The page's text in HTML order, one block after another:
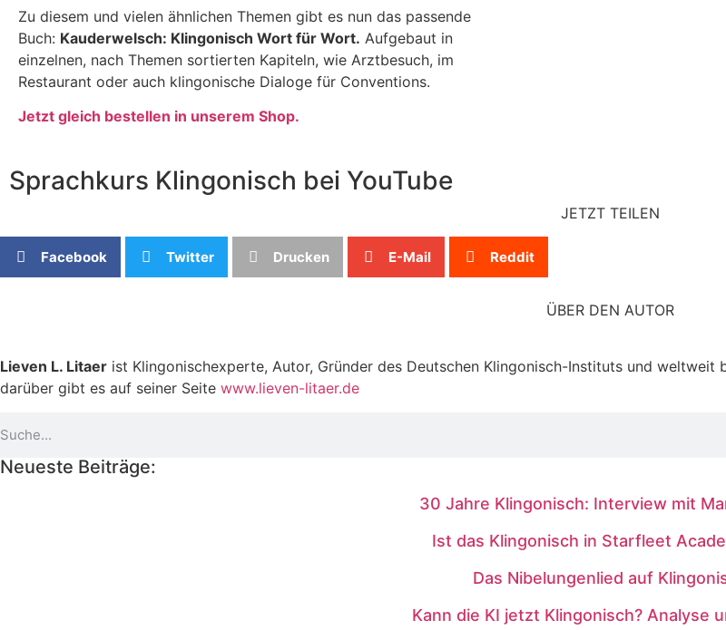
Zu diesem und vielen ähnlichen Themen gibt es nun das passende
Buch: Kauderwelsch: Klingonisch Wort für Wort. Aufgebaut in
einzelnen, nach Themen sortierten Kapiteln, wie Arztbesuch, im
Restaurant oder auch klingonische Dialoge für Conventions.
Jetzt gleich bestellen in unserem Shop.
Sprachkurs Klingonisch bei YouTube
JETZT TEILEN
Facebook Twitter Drucken E-Mail Reddit
ÜBER DEN AUTOR
Lieven L. Litaer ist Klingonischexperte, Autor, Gründer des Deutschen Klingonisch-Instituts und
darüber gibt es auf seiner Seite www.lieven-litaer.de
Neueste Beiträge:
30 Jahre Klingonisch: Interview mit
Ist das Klingonisch in Starfleet
Das Nibelungenlied auf
Kann die KI jetzt Klingonisch? Analyse